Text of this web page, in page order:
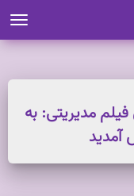
مدیریتی: به
آمدید